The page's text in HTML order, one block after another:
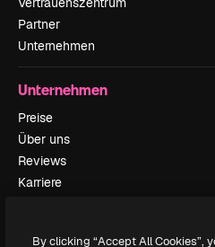
Partner
Unternehmen
Unternehmen
Preise
Über uns
Reviews
Karriere
By clicking “Accept All Cookies”,